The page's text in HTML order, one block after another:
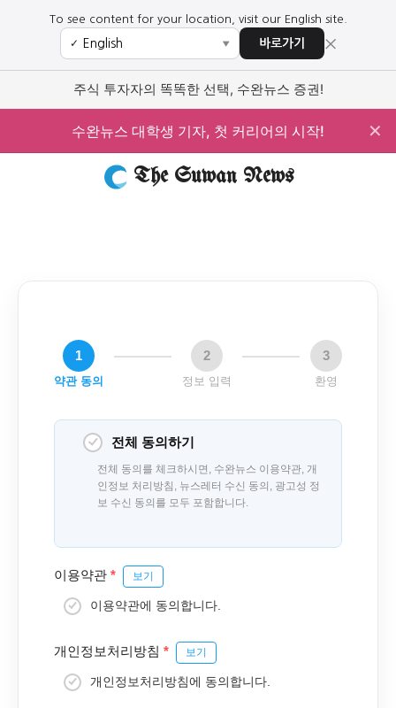
To see content for your location, visit our English site.
✓ ▼ 바로가기 ×
주식 투자자의 똑똑한 선택, 수완뉴스 증권!
수완뉴스 대학생 기자, 첫 커리어의 시작! ✕
The Suwan News
1
약관 동의
2
정보 입력
3
환영
전체 동의하기
전체 동의를 체크하시면, 수완뉴스 이용약관, 개
인정보 처리방침, 뉴스레터 수신 동의, 광고성 정
보 수신 동의를 모두 포함합니다.
이용약관 * 보기
이용약관에 동의합니다.
개인정보처리방침 * 보기
개인정보처리방침에 동의합니다.